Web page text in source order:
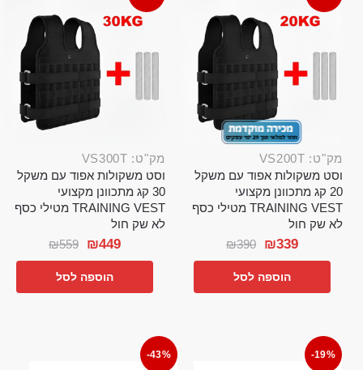
מק"ט: VS200T
וסט משקולות אפוד עם משקל
20 קג מתכוונן מקצועי
TRAINING VEST מטילי כסף
לא שק חול
₪390 ₪339
הוספה לסל
מק"ט: VS300T
וסט משקולות אפוד עם משקל
30 קג מתכוונן מקצועי
TRAINING VEST מטילי כסף
לא שק חול
₪559 ₪449
הוספה לסל
-19%
-43%